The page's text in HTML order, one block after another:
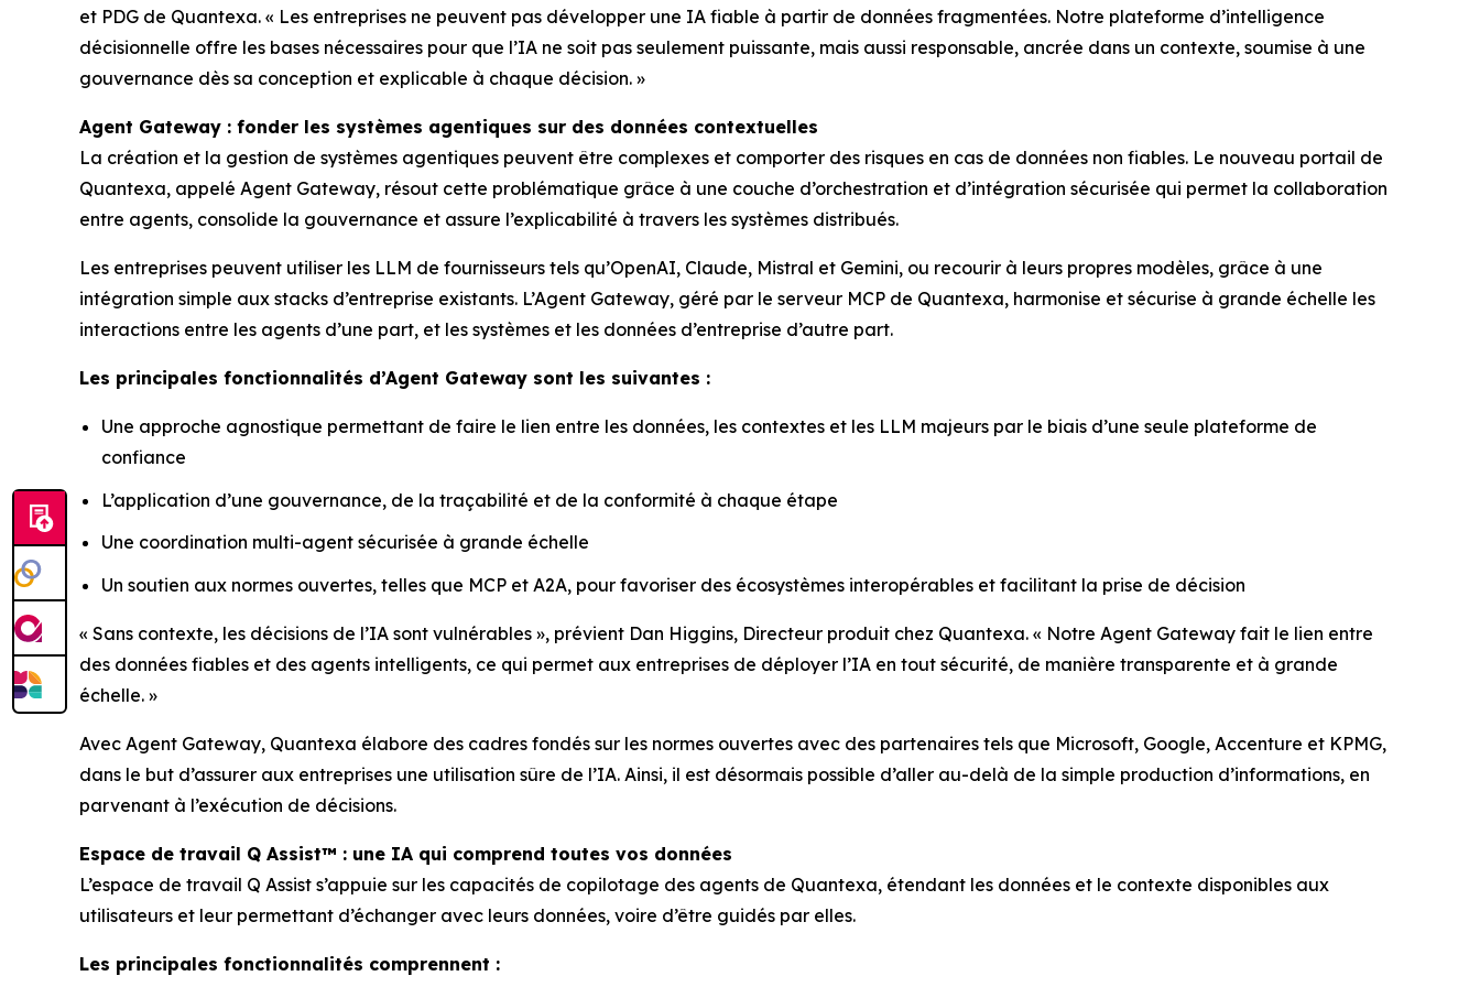
et PDG de Quantexa. « Les entreprises ne peuvent pas développer une IA fiable à partir de données fragmentées. Notre plateforme d’intelligence
décisionnelle offre les bases nécessaires pour que l’IA ne soit pas seulement puissante, mais aussi responsable, ancrée dans un contexte, soumise à une
gouvernance dès sa conception et explicable à chaque décision. »
Agent Gateway : fonder les systèmes agentiques sur des données contextuelles
La création et la gestion de systèmes agentiques peuvent être complexes et comporter des risques en cas de données non fiables. Le nouveau portail de
Quantexa, appelé Agent Gateway, résout cette problématique grâce à une couche d’orchestration et d’intégration sécurisée qui permet la collaboration
entre agents, consolide la gouvernance et assure l’explicabilité à travers les systèmes distribués.
Les entreprises peuvent utiliser les LLM de fournisseurs tels qu’OpenAI, Claude, Mistral et Gemini, ou recourir à leurs propres modèles, grâce à une
intégration simple aux stacks d’entreprise existants. L’Agent Gateway, géré par le serveur MCP de Quantexa, harmonise et sécurise à grande échelle les
interactions entre les agents d’une part, et les systèmes et les données d’entreprise d’autre part.
Les principales fonctionnalités d’Agent Gateway sont les suivantes :
Une approche agnostique permettant de faire le lien entre les données, les contextes et les LLM majeurs par le biais d’une seule plateforme de
confiance
L’application d’une gouvernance, de la traçabilité et de la conformité à chaque étape
Une coordination multi-agent sécurisée à grande échelle
Un soutien aux normes ouvertes, telles que MCP et A2A, pour favoriser des écosystèmes interopérables et facilitant la prise de décision
« Sans contexte, les décisions de l’IA sont vulnérables », prévient Dan Higgins, Directeur produit chez Quantexa. « Notre Agent Gateway fait le lien entre
des données fiables et des agents intelligents, ce qui permet aux entreprises de déployer l’IA en tout sécurité, de manière transparente et à grande
échelle. »
Avec Agent Gateway, Quantexa élabore des cadres fondés sur les normes ouvertes avec des partenaires tels que Microsoft, Google, Accenture et KPMG,
dans le but d’assurer aux entreprises une utilisation sûre de l’IA. Ainsi, il est désormais possible d’aller au-delà de la simple production d’informations, en
parvenant à l’exécution de décisions.
Espace de travail Q Assist™ : une IA qui comprend toutes vos données
L’espace de travail Q Assist s’appuie sur les capacités de copilotage des agents de Quantexa, étendant les données et le contexte disponibles aux
utilisateurs et leur permettant d’échanger avec leurs données, voire d’être guidés par elles.
Les principales fonctionnalités comprennent :